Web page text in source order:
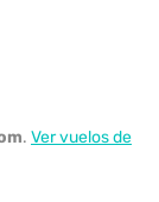
. Ver vuelos de